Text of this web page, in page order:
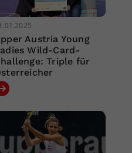
Austria Young
Wild-Card-
Triple für